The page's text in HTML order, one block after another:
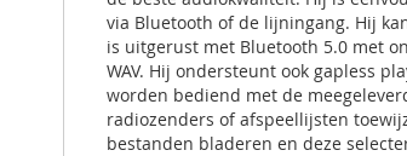
via Bluetooth of de lijningang. Hij
is uitgerust met Bluetooth 5.0 met
WAV. Hij ondersteunt ook gapless
worden bediend met de
radiozenders of afspeellijsten
bestanden bladeren en deze